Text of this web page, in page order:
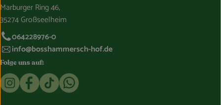
Marburger Ring 46,
35274 Großseelheim
064228976-0
info@bosshammersch-hof.de
Folge uns auf:
Externer Link zu https://www.instagram.com/
Externer Link zu https://www.facebook.com/
Externer Link zu https://www.tiktok.com/
Externer Link zu https://whatsapp.com/